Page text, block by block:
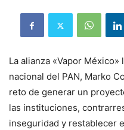
La alianza «Vapor
nacional del PAN, Marko
reto de generar un
las instituciones,
inseguridad y restablecer